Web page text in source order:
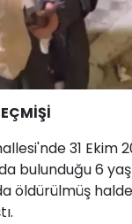
31 Ekim
bulunduğu 6
öldürülmüş